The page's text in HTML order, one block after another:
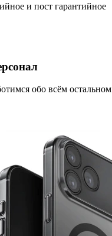
и пост гарантийное
обо всём остальном